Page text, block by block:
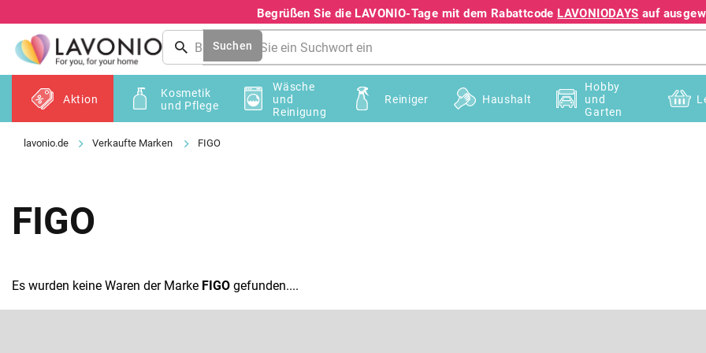
Inhalt
springen
Begrüßen Sie die LAVONIO-Tage mit dem Rabattcode LAVONIODAYS auf
+49 78195633041
Suchen
Aktion
Kosmetik
und Pflege
Wäsche
und
Reinigung
Reiniger Haushalt
Hobby
und
Garten
Verkaufte Marken FIGO
FIGO
Es wurden keine Waren der Marke FIGO gefunden....